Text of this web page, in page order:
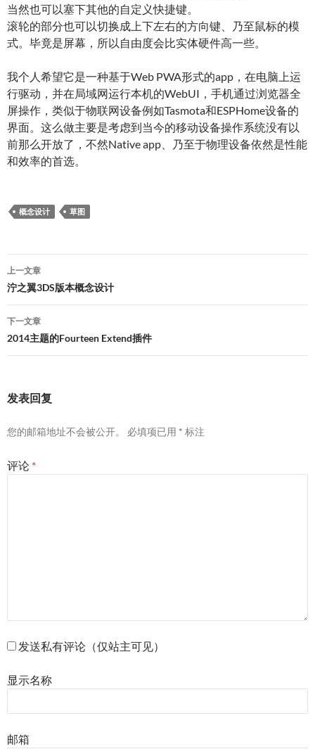
当然也可以塞下其他的自定义快捷键。
滚轮的部分也可以切换成上下左右的方向键、乃至鼠标的模
式。毕竟是屏幕，所以自由度会比实体硬件高一些。
我个人希望它是一种基于Web PWA形式的app，在电脑上运
行驱动，并在局域网运行本机的WebUI，手机通过浏览器全
屏操作，类似于物联网设备例如Tasmota和ESPHome设备的
界面。这么做主要是考虑到当今的移动设备操作系统没有以
前那么开放了，不然Native app、乃至于物理设备依然是性能
和效率的首选。
概念设计 草图
文
章
导
航
上一文章
泞之翼3DS版本概念设计
下一文章
2014主题的Fourteen Extend插件
发表回复
您的邮箱地址不会被公开。 必填项已用 * 标注
评论 *
发送私有评论（仅站主可见）
显示名称
邮箱